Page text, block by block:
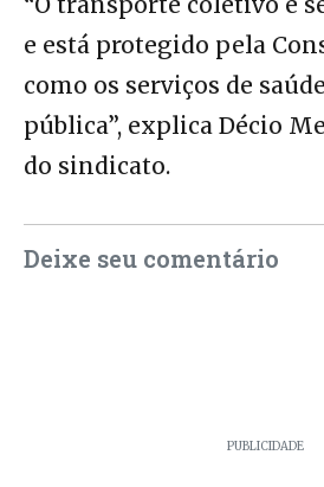
e está protegido pela
como os serviços de
pública”, explica Décio
do sindicato.
Deixe seu comentário
PUBLICIDADE